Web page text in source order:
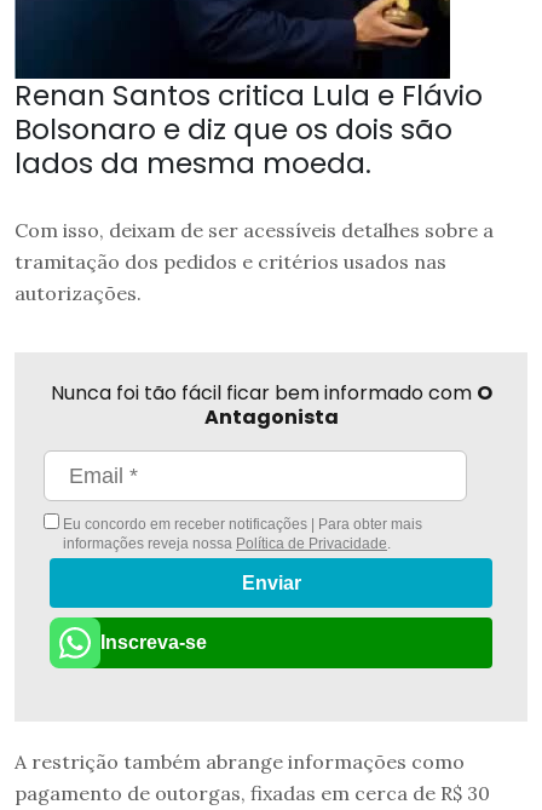
Renan Santos critica Lula e Flávio
Bolsonaro e diz que os dois são
lados da mesma moeda.
Com isso, deixam de ser acessíveis detalhes sobre a
tramitação dos pedidos e critérios usados nas
autorizações.
Nunca foi tão fácil ficar bem informado com O
Antagonista
Eu concordo em receber notificações | Para obter mais
informações reveja nossa Política de Privacidade.
Enviar
Inscreva-se
A restrição também abrange informações como
pagamento de outorgas, fixadas em cerca de R$ 30